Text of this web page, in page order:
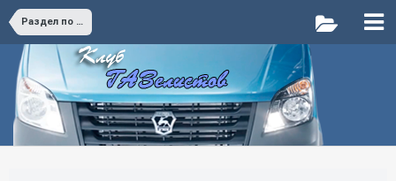
Раздел по ЗМЗ-406